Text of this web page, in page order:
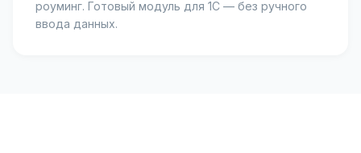
роуминг. Готовый модуль для 1С — без ручного
ввода данных.